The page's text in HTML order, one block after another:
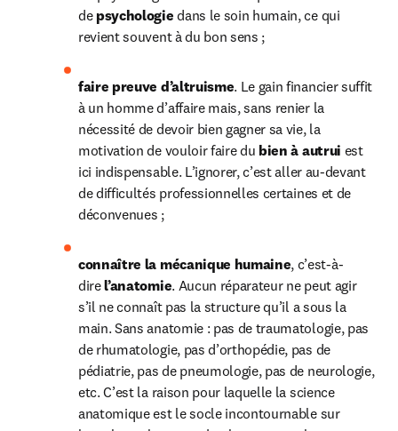
de psychologie dans le soin humain, ce qui
revient souvent à du bon sens ;
faire preuve d’altruisme. Le gain financier suffit
à un homme d’affaire mais, sans renier la
nécessité de devoir bien gagner sa vie, la
motivation de vouloir faire du bien à autrui est
ici indispensable. L’ignorer, c’est aller au-devant
de difficultés professionnelles certaines et de
déconvenues ;
connaître la mécanique humaine, c’est-à-
dire l’anatomie. Aucun réparateur ne peut agir
s’il ne connaît pas la structure qu’il a sous la
main. Sans anatomie : pas de traumatologie, pas
de rhumatologie, pas d’orthopédie, pas de
pédiatrie, pas de pneumologie, pas de neurologie,
etc. C’est la raison pour laquelle la science
anatomique est le socle incontournable sur